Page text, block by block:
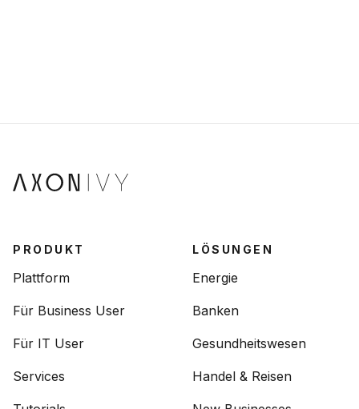
PRODUKT
Plattform
Für Business User
Für IT User
Services
LÖSUNGEN
Energie
Banken
Gesundheitswesen
Handel & Reisen